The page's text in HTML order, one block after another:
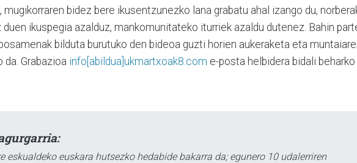
mugikorraren bidez bere ikusentzunezko lana grabatu ahal izango du,
duen ikuspegia azalduz, mankomunitateko iturriek azaldu dutenez. Bahin
bilduta burutuko den bideoa guzti horien aukeraketa eta
da. Grabazioa info[abildua]ukmartxoak8.com e-posta helbidera bidali beharko
eskualdeko euskara hutsezko hedabide bakarra da; egunero 10 udalerriren